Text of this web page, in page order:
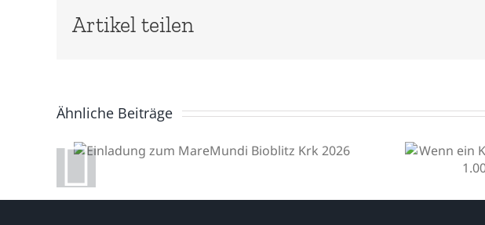
Artikel teilen
Ähnliche BeiträgeEinladung zum
MareMundi Bioblitz Krk